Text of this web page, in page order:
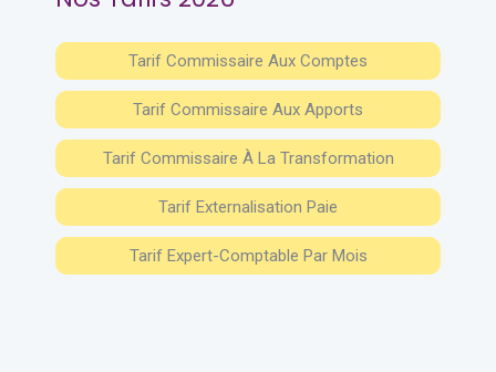
Tarif Commissaire Aux Comptes
Tarif Commissaire Aux Apports
Tarif Commissaire À La Transformation
Tarif Externalisation Paie
Tarif Expert-Comptable Par Mois